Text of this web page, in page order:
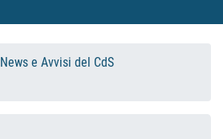
News e Avvisi del CdS